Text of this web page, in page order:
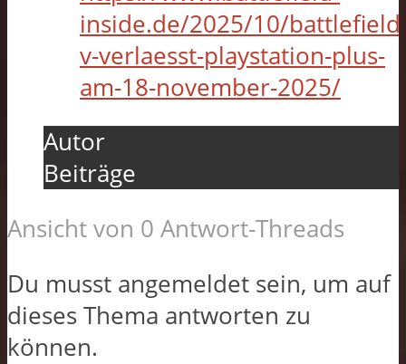
inside.de/2025/10/
v-verlaesst-playstation-plus-
am-18-november-2025/
Autor
Beiträge
Ansicht von 0 Antwort-Threads
Du musst angemeldet sein, um auf
dieses Thema antworten zu
können.